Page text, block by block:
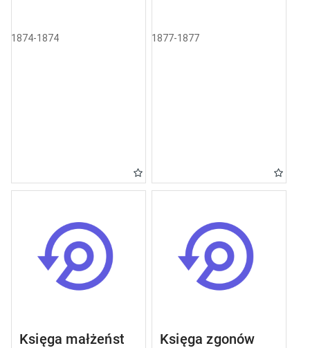
1874-1874 1877-1877
Księga małżeństw Księga zgonów